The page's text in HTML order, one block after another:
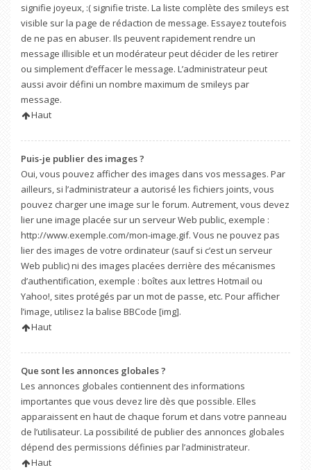
signifie joyeux, :( signifie triste. La liste complète des smileys est
visible sur la page de rédaction de message. Essayez toutefois
de ne pas en abuser. Ils peuvent rapidement rendre un
message illisible et un modérateur peut décider de les retirer
ou simplement d’effacer le message. L’administrateur peut
aussi avoir défini un nombre maximum de smileys par
message.
Haut
Puis-je publier des images ?
Oui, vous pouvez afficher des images dans vos messages. Par
ailleurs, si l’administrateur a autorisé les fichiers joints, vous
pouvez charger une image sur le forum. Autrement, vous devez
lier une image placée sur un serveur Web public, exemple :
http://www.exemple.com/mon-image.gif. Vous ne pouvez pas
lier des images de votre ordinateur (sauf si c’est un serveur
Web public) ni des images placées derrière des mécanismes
d’authentification, exemple : boîtes aux lettres Hotmail ou
Yahoo!, sites protégés par un mot de passe, etc. Pour afficher
l’image, utilisez la balise BBCode [img].
Haut
Que sont les annonces globales ?
Les annonces globales contiennent des informations
importantes que vous devez lire dès que possible. Elles
apparaissent en haut de chaque forum et dans votre panneau
de l’utilisateur. La possibilité de publier des annonces globales
dépend des permissions définies par l’administrateur.
Haut